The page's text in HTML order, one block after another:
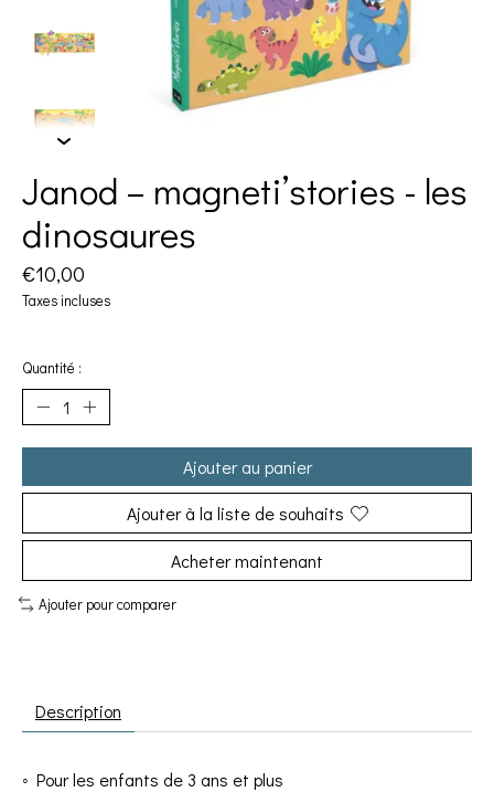
Janod – magneti’stories - les
dinosaures
€10,00
Taxes incluses
Quantité :
Ajouter au panier
Ajouter à la liste de souhaits
Acheter maintenant
Ajouter pour comparer
Description
◦ Pour les enfants de 3 ans et plus